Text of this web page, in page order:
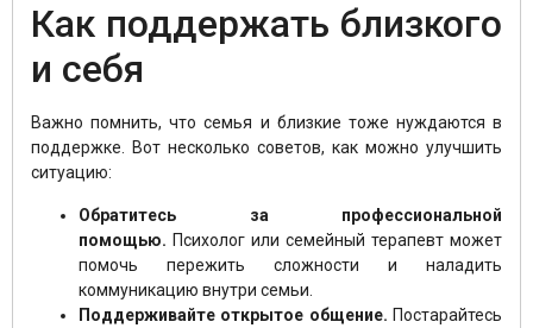
Как поддержать близкого
и себя
Важно помнить, что семья и близкие тоже нуждаются в
поддержке. Вот несколько советов, как можно улучшить
ситуацию:
Обратитесь за профессиональной
помощью. Психолог или семейный терапевт может
помочь пережить сложности и наладить
коммуникацию внутри семьи.
Поддерживайте открытое общение. Постарайтесь